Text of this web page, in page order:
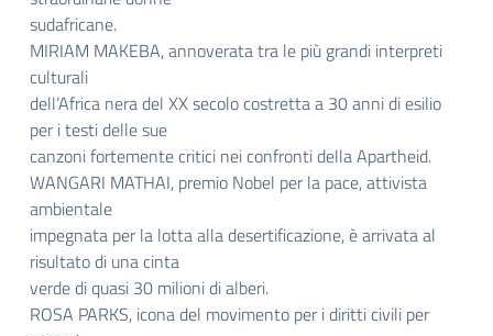
sudafricane.
MIRIAM MAKEBA, annoverata tra le più grandi interpreti
culturali
dell’Africa nera del XX secolo costretta a 30 anni di esilio
per i testi delle sue
canzoni fortemente critici nei confronti della Apartheid.
WANGARI MATHAI, premio Nobel per la pace, attivista
ambientale
impegnata per la lotta alla desertificazione, è arrivata al
risultato di una cinta
verde di quasi 30 milioni di alberi.
ROSA PARKS, icona del movimento per i diritti civili per